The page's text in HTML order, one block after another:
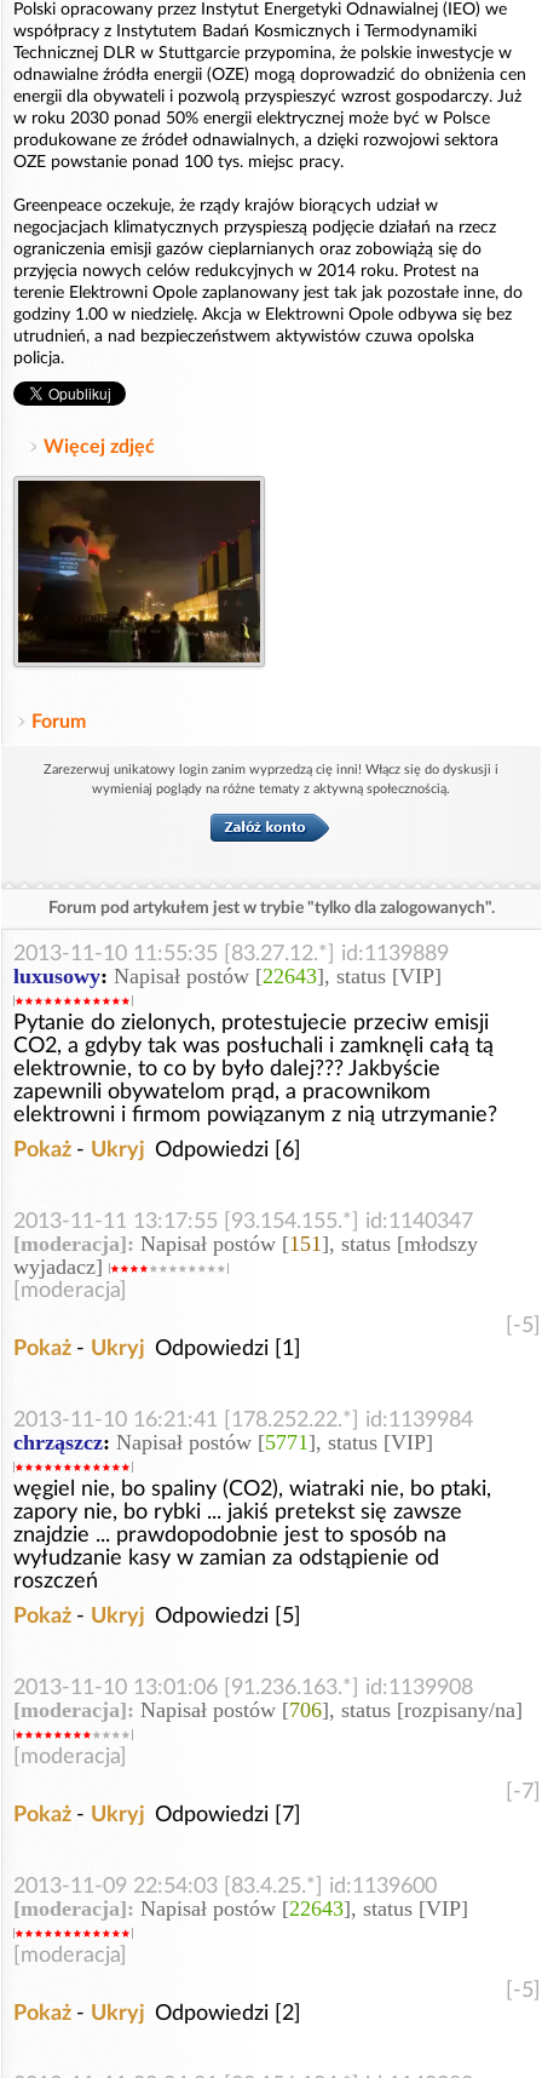
Polski opracowany przez Instytut Energetyki Odnawialnej (IEO) we
współpracy z Instytutem Badań Kosmicznych i Termodynamiki
Technicznej DLR w Stuttgarcie przypomina, że polskie inwestycje w
odnawialne źródła energii (OZE) mogą doprowadzić do obniżenia cen
energii dla obywateli i pozwolą przyspieszyć wzrost gospodarczy. Już
w roku 2030 ponad 50% energii elektrycznej może być w Polsce
produkowane ze źródeł odnawialnych, a dzięki rozwojowi sektora
OZE powstanie ponad 100 tys. miejsc pracy.
Greenpeace oczekuje, że rządy krajów biorących udział w
negocjacjach klimatycznych przyspieszą podjęcie działań na rzecz
ograniczenia emisji gazów cieplarnianych oraz zobowiążą się do
przyjęcia nowych celów redukcyjnych w 2014 roku. Protest na
terenie Elektrowni Opole zaplanowany jest tak jak pozostałe inne, do
godziny 1.00 w niedzielę. Akcja w Elektrowni Opole odbywa się bez
utrudnień, a nad bezpieczeństwem aktywistów czuwa opolska
policja.
Więcej zdjęć
Forum
Zarezerwuj unikatowy login zanim wyprzedzą cię inni! Włącz się do dyskusji i
wymieniaj poglądy na różne tematy z aktywną społecznością.
Forum pod artykułem jest w trybie "tylko dla zalogowanych".
2013-11-10 11:55:35 [83.27.12.*] id:1139889
luxusowy: Napisał postów [22643], status [VIP]
Pytanie do zielonych, protestujecie przeciw emisji
CO2, a gdyby tak was posłuchali i zamknęli całą tą
elektrownie, to co by było dalej??? Jakbyście
zapewnili obywatelom prąd, a pracownikom
elektrowni i firmom powiązanym z nią utrzymanie?
Pokaż - Ukryj Odpowiedzi [6]
2013-11-11 13:17:55 [93.154.155.*] id:1140347
[moderacja]: Napisał postów [151], status [młodszy
wyjadacz]
[moderacja]
[-5]
Pokaż - Ukryj Odpowiedzi [1]
2013-11-10 16:21:41 [178.252.22.*] id:1139984
chrząszcz: Napisał postów [5771], status [VIP]
węgiel nie, bo spaliny (CO2), wiatraki nie, bo ptaki,
zapory nie, bo rybki ... jakiś pretekst się zawsze
znajdzie ... prawdopodobnie jest to sposób na
wyłudzanie kasy w zamian za odstąpienie od
roszczeń
Pokaż - Ukryj Odpowiedzi [5]
2013-11-10 13:01:06 [91.236.163.*] id:1139908
[moderacja]: Napisał postów [706], status [rozpisany/na]
[moderacja]
[-7]
Pokaż - Ukryj Odpowiedzi [7]
2013-11-09 22:54:03 [83.4.25.*] id:1139600
[moderacja]: Napisał postów [22643], status [VIP]
[moderacja]
[-5]
Pokaż - Ukryj Odpowiedzi [2]